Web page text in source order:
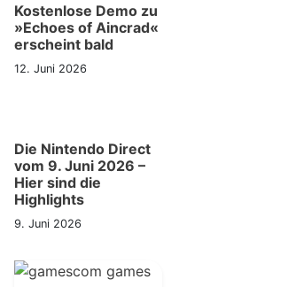
Kostenlose Demo zu
»Echoes of Aincrad«
erscheint bald
12. Juni 2026
Die Nintendo Direct
vom 9. Juni 2026 –
Hier sind die
Highlights
9. Juni 2026